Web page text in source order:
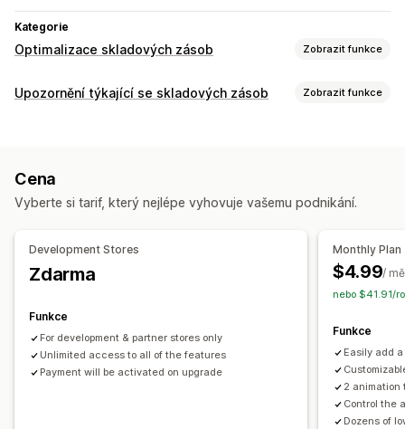
Kategorie
Optimalizace skladových zásob Zobrazit funkce
Správa skladových zásob
Upozornění na nízké zásoby
Notifikace o nedostupnosti ve skladu
Užitečné informace
Upozornění týkající se skladových zásob Zobrazit funkce
Není skladem
Poptávka zákazníků
Sledování skladových zásob
Cena
Vyberte si tarif, který nejlépe vyhovuje vašemu podnikání.
Development Stores
Zdarma
Funkce
For development & partner stores only
Unlimited access to all of the features
Payment will be activated on upgrade
Monthly Plan
$4.99/
nebo $41.91/
Funkce
Easily add
2 animation
Control the
Dozens of